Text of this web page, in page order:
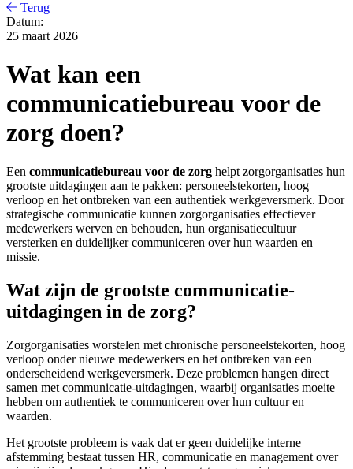
Terug
Datum:
25 maart 2026
Wat kan een
communicatiebureau voor de
zorg doen?
Een communicatiebureau voor de zorg helpt zorgorganisaties hun
grootste uitdagingen aan te pakken: personeelstekorten, hoog
verloop en het ontbreken van een authentiek werkgeversmerk. Door
strategische communicatie kunnen zorgorganisaties effectiever
medewerkers werven en behouden, hun organisatiecultuur
versterken en duidelijker communiceren over hun waarden en
missie.
Wat zijn de grootste communicatie-
uitdagingen in de zorg?
Zorgorganisaties worstelen met chronische personeelstekorten, hoog
verloop onder nieuwe medewerkers en het ontbreken van een
onderscheidend werkgeversmerk. Deze problemen hangen direct
samen met communicatie-uitdagingen, waarbij organisaties moeite
hebben om authentiek te communiceren over hun cultuur en
waarden.
Het grootste probleem is vaak dat er geen duidelijke interne
afstemming bestaat tussen HR, communicatie en management over